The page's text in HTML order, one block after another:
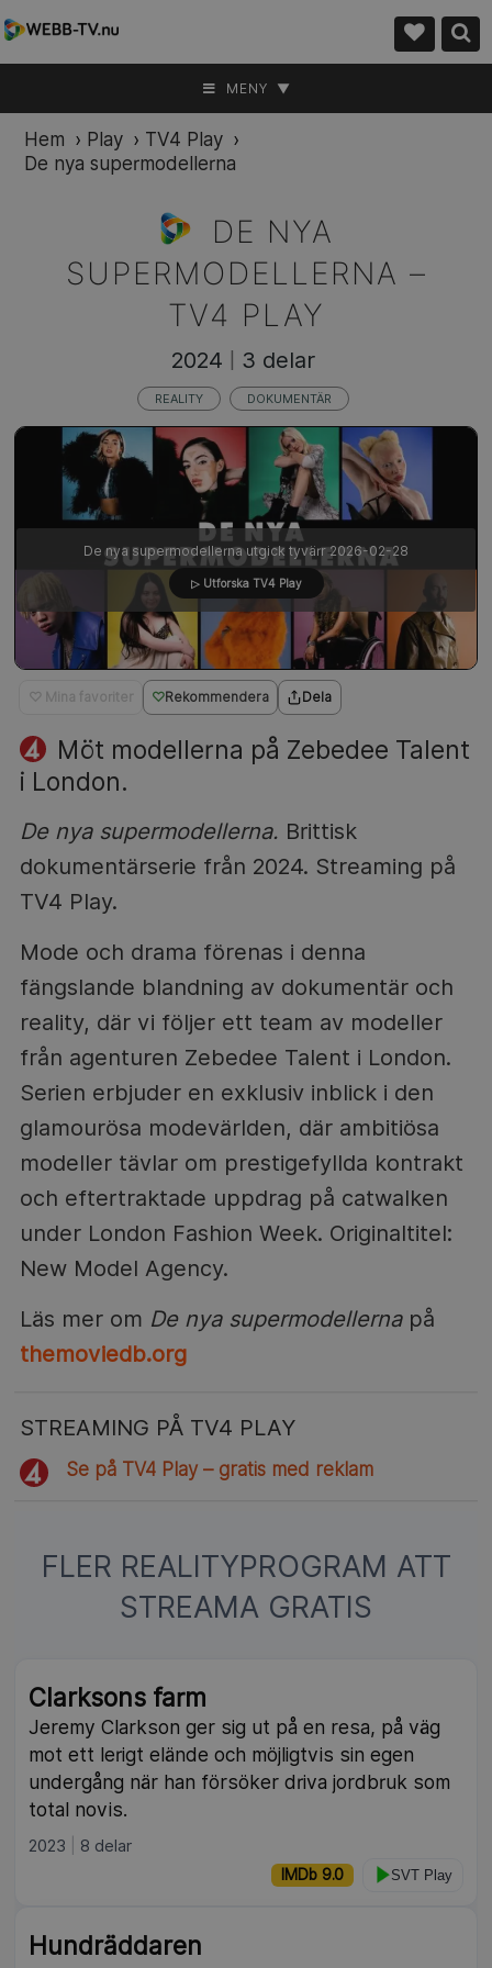
MENY ▼
Hem › Play › TV4 Play ›
De nya supermodellerna
DE NYA
SUPERMODELLERNA –
TV4 PLAY
♡ Mina favoriter Rekommendera Dela
Möt modellerna på Zebedee Talent
i London.
De nya supermodellerna. Brittisk
dokumentärserie från 2024. Streaming på
TV4 Play.
Mode och drama förenas i denna
fängslande blandning av dokumentär och
reality, där vi följer ett team av modeller
från agenturen Zebedee Talent i London.
Serien erbjuder en exklusiv inblick i den
glamourösa modevärlden, där ambitiösa
modeller tävlar om prestigefyllda kontrakt
och eftertraktade uppdrag på catwalken
under London Fashion Week. Originaltitel:
New Model Agency.
Läs mer om De nya supermodellernapå
themoviedb.org
De nya supermodellerna utgick tyvärr 2026-02-28
▷ Utforska TV4 Play
STREAMING PÅ TV4 PLAY
Se på TV4 Play – gratis med reklam
2024 3 delar
REALITY DOKUMENTÄR
FLER REALITYPROGRAM ATT
STREAMA GRATIS
Clarksons farm
Jeremy Clarkson ger sig ut på en resa, på väg
mot ett lerigt elände och möjligtvis sin egen
undergång när han försöker driva jordbruk som
total novis.
2023 8 delar
IMDb 9.0 SVT Play
Hundräddaren